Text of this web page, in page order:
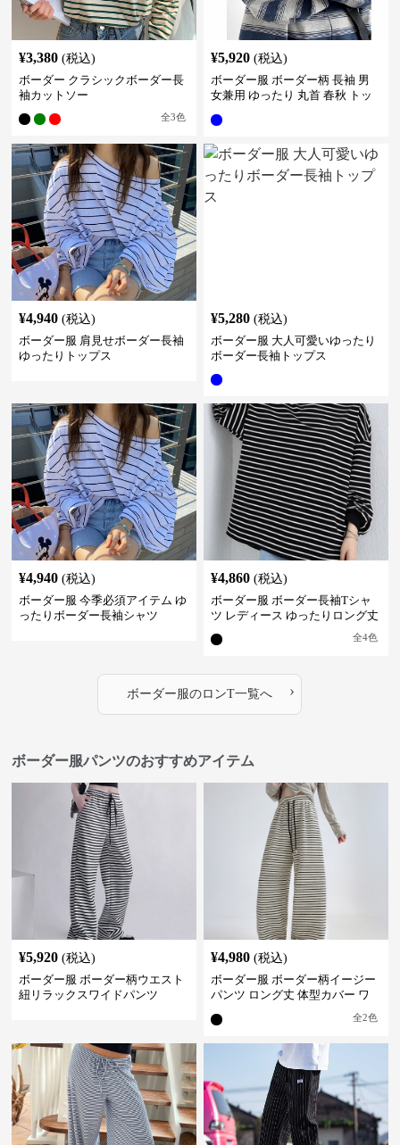
¥3,380 (税込)
ボーダー クラシックボーダー長
袖カットソー
全3色
¥5,920 (税込)
ボーダー服 ボーダー柄 長袖 男
女兼用 ゆったり 丸首 春秋 トッ
¥4,940 (税込)
ボーダー服 肩見せボーダー長袖
ゆったりトップス
¥5,280 (税込)
ボーダー服 大人可愛いゆったり
ボーダー長袖トップス
¥4,940 (税込)
ボーダー服 今季必須アイテム ゆ
ったりボーダー長袖シャツ
¥4,860 (税込)
ボーダー服 ボーダー長袖Tシャ
ツ レディース ゆったりロング丈
全4色
ボーダー服のロンT一覧へ ›
ボーダー服パンツのおすすめアイテム
¥5,920 (税込)
ボーダー服 ボーダー柄ウエスト
紐リラックスワイドパンツ
¥4,980 (税込)
ボーダー服 ボーダー柄イージー
パンツ ロング丈 体型カバー ワ
全2色